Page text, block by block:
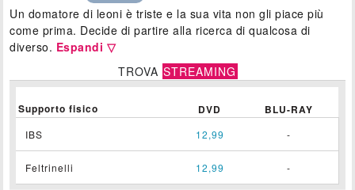
Un domatore di leoni è triste e la sua vita non gli piace più
come prima. Decide di partire alla ricerca di qualcosa di
diverso. Espandi ▽
TROVA STREAMING
Supporto fisico DVD BLU-RAY
IBS 12,99 -
Feltrinelli 12,99 -